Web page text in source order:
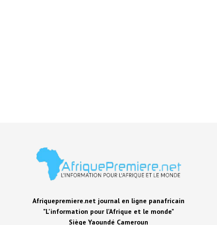
Afriquepremiere.net journal en ligne panafricain
"L'information pour l'Afrique et le monde"
Siège Yaoundé Cameroun